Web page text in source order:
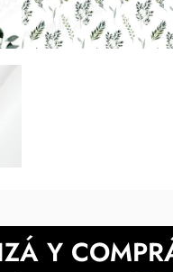
NECESITAS MÀS
Y